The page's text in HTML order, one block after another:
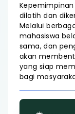
dilatih dan
Melalui
mahasiswa
sama, dan
akan
yang siap
bagi